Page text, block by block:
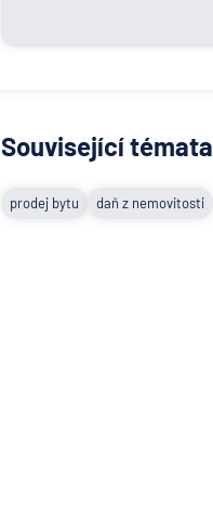
Související témata
prodej bytu daň z nemovitosti